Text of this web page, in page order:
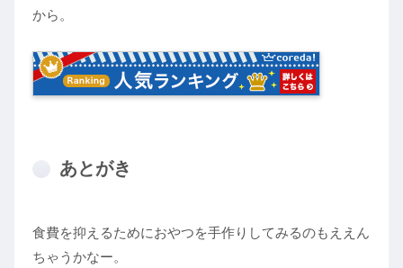
から。
あとがき
食費を抑えるためにおやつを手作りしてみるのもええん
ちゃうかなー。